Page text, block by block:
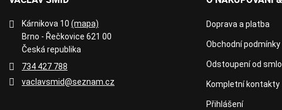
Kárnikova 10 (mapa)
Brno - Řečkovice 621 00
Česká republika
734 427 788
vaclavsmid@seznam.cz
Doprava a platba
Obchodní podmínky
Odstoupení od
Kompletní kontakty
Přihlášení